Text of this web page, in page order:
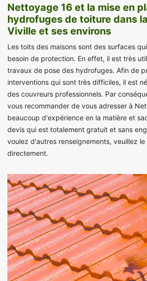
Nettoyage 16 et la mise en
hydrofuges de toiture dans
Viville et ses environs
Les toits des maisons sont des surfaces
besoin de protection. En effet, il est très
travaux de pose des hydrofuges. Afin de
interventions qui sont très difficiles, il est
des couvreurs professionnels. Par
vous recommander de vous adresser à
beaucoup d'expérience en la matière et
devis qui est totalement gratuit et sans
voulez d'autres renseignements, veuillez
directement.